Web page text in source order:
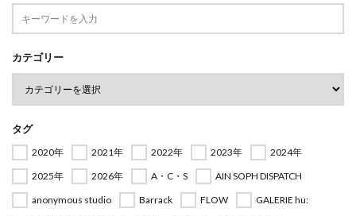
カテゴリー
タグ
2020年 2021年 2022年 2023年
2024年
2025年
2026年 A・C・S
AIN SOPH DISPATCH
anonymous studio
Barrack FLOW
GALERIE hu: